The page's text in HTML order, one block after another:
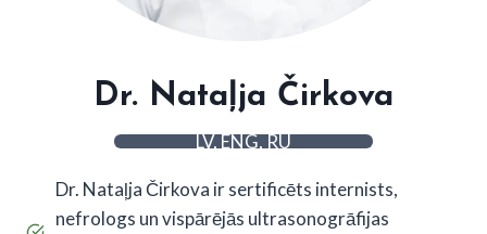
Dr. Nataļja Čirkova
LV, ENG, RU
Dr. Nataļja Čirkova ir sertificēts internists,
nefrologs un vispārējās ultrasonogrāfijas